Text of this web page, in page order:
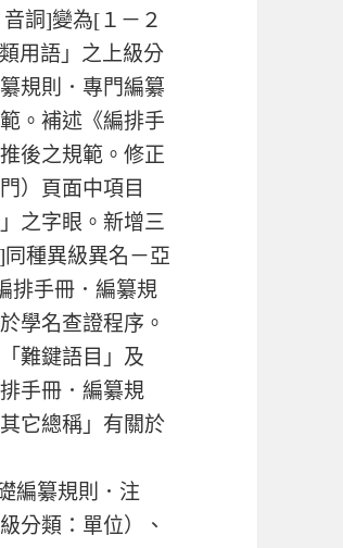
詷]變為[１－２
用語」之上級分
規則．專門編纂
。補述《編排手
後之規範。修正
）頁面中項目
之字眼。新增三
種異級異名－亞
排手冊．編纂規
學名查證程序。
難鍵語目」及
手冊．編纂規
它總稱」有關於
編纂規則．注
分類：單位）、